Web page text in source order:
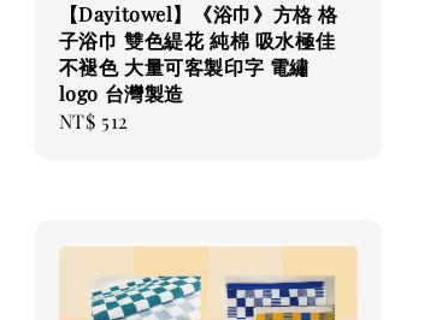
【Dayitowel】《浴巾》方格 格
子浴巾 雙色緹花 純棉 吸水極佳
不褪色 大量可客製印字 電繡
logo 台灣製造
Regular
NT$ 512